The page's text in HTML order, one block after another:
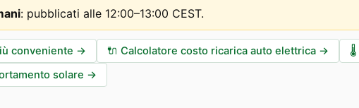
: pubblicati alle 12:00–13:00 CEST.
conveniente → 🔌 Calcolatore costo ricarica auto elettrica → 🌡️
solare →